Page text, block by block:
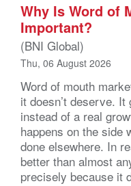
Why Is Word of
Important?
(BNI Global)
Thu, 06 August 2026
Word of mouth
it doesn’t deserve.
instead of a real
happens on the side
done elsewhere. In
better than almost
precisely because it